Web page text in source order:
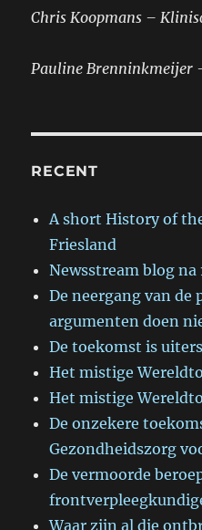
Chris Koopmans –
Pauline Brenninkmeijer
RECENT
A short History of
Friesland
Newsstream blog na
De neergang van de
argumenten doen
De toekomst is
Het mistige
Het mistige
De onzekere
Gezondheidszorg
De vermoorde
Waar zijn al die